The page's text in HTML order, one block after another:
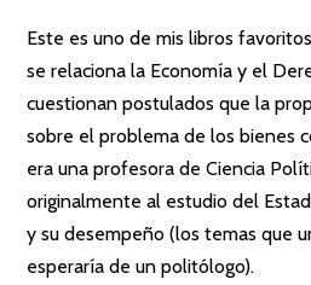
Este es uno de mis libros
se relaciona la Economía y el
cuestionan postulados que la
sobre el problema de los bienes
era una profesora de Ciencia
originalmente al estudio del
y su desempeño (los temas que
esperaría de un politólogo).